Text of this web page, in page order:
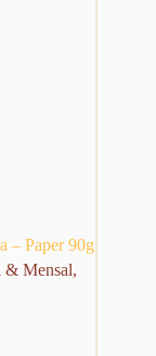
– Paper 90g
& Mensal,